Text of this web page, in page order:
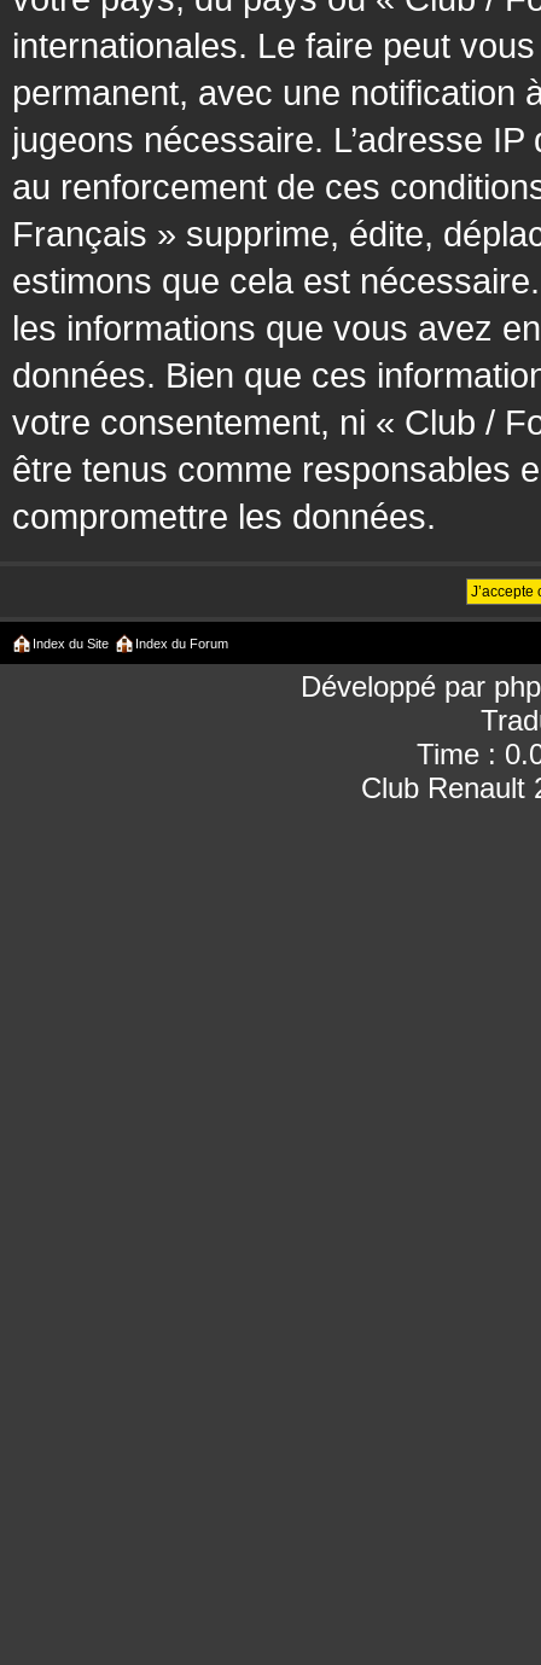
internationales. Le faire peut
permanent, avec une notification
jugeons nécessaire. L’adresse
au renforcement de ces
Français » supprime, édite,
estimons que cela est
les informations que vous avez
données. Bien que ces
votre consentement, ni « Club /
être tenus comme responsables
compromettre les données.
Index du Site Index du Forum
Développé par
Time :
Club Renault